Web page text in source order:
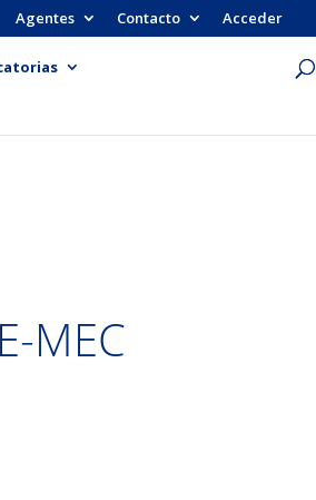
Agentes Contacto Acceder
MEC